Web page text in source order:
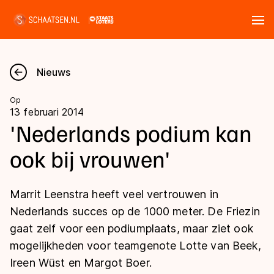
Nieuws
Kalender
Disciplines
Langebaan
Shorttrack
Inlineskaten
Uitslagen
Langebaan
Shorttrack
Marathon
Tijden & historie
Ranglijsten Langebaan
Nieuws
Op
13 februari 2014
'Nederlands podium kan
ook bij vrouwen'
Marrit Leenstra heeft veel vertrouwen in
Nederlands succes op de 1000 meter. De Friezin
gaat zelf voor een podiumplaats, maar ziet ook
mogelijkheden voor teamgenote Lotte van Beek,
Ireen Wüst en Margot Boer.